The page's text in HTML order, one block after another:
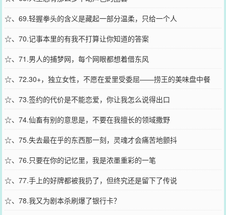
☆、69.轻握拳头的含义是藏起一部分温柔，只给一个人
☆、70.记事本里的有我不打算让你知道的答案
☆、71.男人的捕梦网，每个网眼都想着借东风
☆、72.30+，独立女性，不愿在爱里受委屈——捞王的美味盘中餐
☆、73.签约的代价是不能恋爱，你让我怎么说得出口
☆、74.仙畜有别的意思是，不要在我擅长的领域撒野
☆、75.失去最在乎的东西那一刻，灵魂才会痛苦地颤抖
☆、76.只要在你的记忆里，我是浓墨重彩的一笔
☆、77.手上的好牌都被我扔了，但终究还是留下了传说
☆、78.我又为剧本杀刷爆了银行卡？